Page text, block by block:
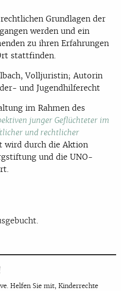
Grundlagen der
werden und ein
zu ihren Erfahrungen
stattfinden.
Volljuristin; Autorin
und Jugendhilferecht
im Rahmen des
junger Geflüchteter im
und rechtlicher
wird durch die Aktion
und die UNO-
Helfen Sie mit, Kinderrechte